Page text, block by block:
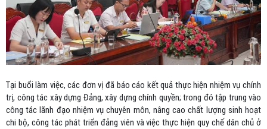
Tại buổi làm việc, các đơn vị đã báo cáo kết quả thực hiện nhiệm vụ chính
trị, công tác xây dựng Đảng, xây dựng chính quyền; trong đó tập trung vào
công tác lãnh đạo nhiệm vụ chuyên môn, nâng cao chất lượng sinh hoạt
chi bộ, công tác phát triển đảng viên và việc thực hiện quy chế dân chủ ở